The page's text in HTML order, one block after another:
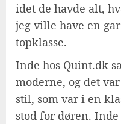
idet de havde alt,
jeg ville have en
topklasse.
Inde hos Quint.dk
moderne, og det
stil, som var i en
stod for døren.